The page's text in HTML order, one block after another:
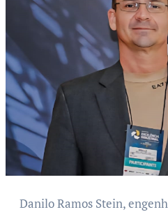
Danilo Ramos Stein, engenheiro eletrônico e de